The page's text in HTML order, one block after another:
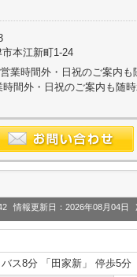
本江新町1-24
時間外・日祝のご案内も
間外・日祝のご案内も随
情報更新日：2026年08月04日
バス8分 「田家新」 停歩5分